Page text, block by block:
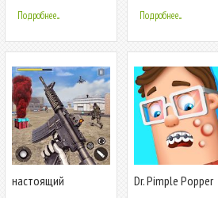
Критическое
действие Fps Game
Подробнее... Подробнее...
настоящий
Dr. Pimple Popper